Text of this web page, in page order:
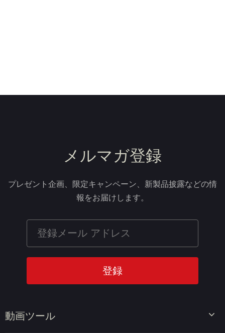
動画ツール
メルマガ登録
プレゼント企画、限定キャンペーン、新製品披露などの情
報をお届けします。